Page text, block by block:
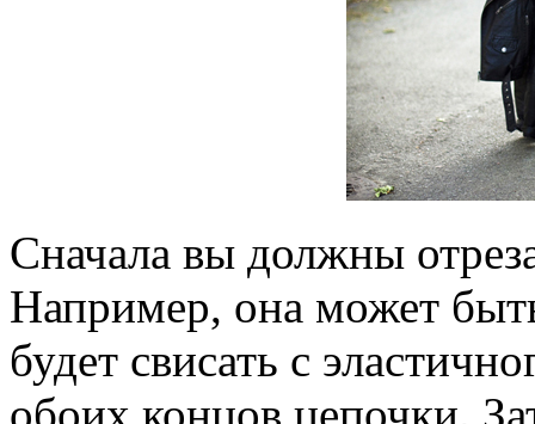
Сначала вы должны
Например, она может
будет свисать с
обоих концов цепочки.